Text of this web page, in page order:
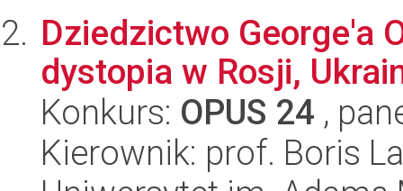
Dziedzictwo George'a
dystopia w Rosji,
Konkurs: OPUS 24 ,
Kierownik: prof. Boris